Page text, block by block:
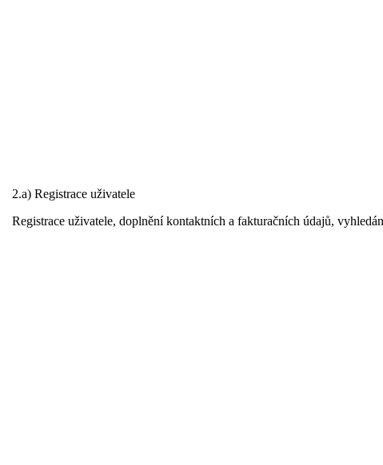
2.a) Registrace uživatele
Registrace uživatele, doplnění kontaktních a fakturačních údajů,